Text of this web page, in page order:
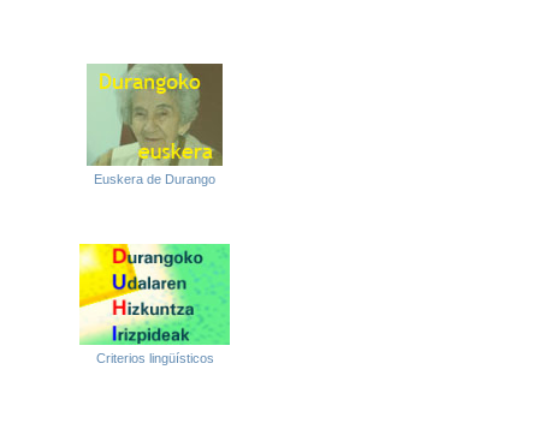
Euskera de Durango
Criterios lingüísticos